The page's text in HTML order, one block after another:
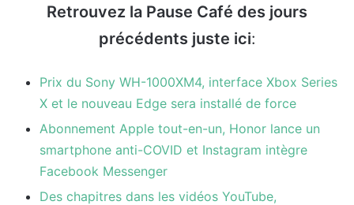
Retrouvez la Pause Café des jours
précédents juste ici:
Prix du Sony WH-1000XM4, interface Xbox Series
X et le nouveau Edge sera installé de force
Abonnement Apple tout-en-un, Honor lance un
smartphone anti-COVID et Instagram intègre
Facebook Messenger
Des chapitres dans les vidéos YouTube,